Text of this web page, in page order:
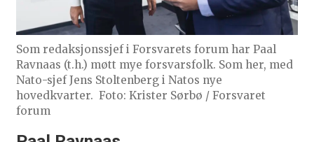
Som redaksjonssjef i Forsvarets forum har Paal
Ravnaas (t.h.) møtt mye forsvarsfolk. Som her, med
Nato-sjef Jens Stoltenberg i Natos nye
hovedkvarter. Foto: Krister Sørbø / Forsvaret
forum